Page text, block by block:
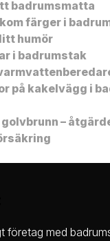
badrumsmatta
färger i
humör
i badrumstak
på kakelvägg i
–
företag med